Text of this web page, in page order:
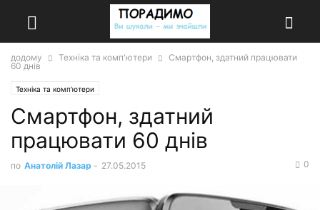
додому Техніка та комп'ютери
Смартфон, здатний працювати
60 днів
Техніка та комп'ютери
Смартфон, здатний
працювати 60 днів
по Анатолій Лазар - 27.05.2015 0